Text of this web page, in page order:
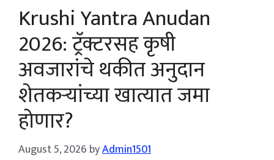
Krushi Yantra Anudan
2026: ट्रॅक्टरसह कृषी
अवजारांचे थकीत अनुदान
शेतकऱ्यांच्या खात्यात जमा
होणार?
August 5, 2026 byAdmin1501